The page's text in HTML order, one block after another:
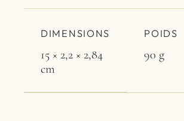
DIMENSIONS
15 × 2,2 × 2,84
cm
POIDS
90 g